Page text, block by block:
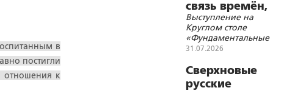
в
постигли
отношения к
связь времён,
событий и
территорий
Выступление на
Круглом столе
«Фундаментальные
основы Союзного
современные
геополитические
вызовы»
31.07.2026
Сверхновые
русские